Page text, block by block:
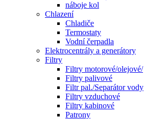
náboje kol
Chlazení
Chladiče
Termostaty
Vodní čerpadla
Elektrocentrály a generátory
Filtry
Filtry motorové/olejové/
Filtry palivové
Filtr pal./Separátor vody
Filtry vzduchové
Filtry kabinové
Patrony